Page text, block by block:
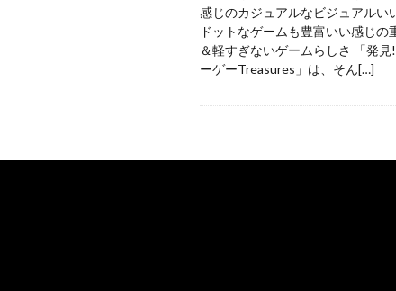
感じのカジュアルなビジュアルい
ドットなゲームも豊富いい感じの
＆軽すぎないゲームらしさ 「発見
ーゲーTreasures」は、そん[…]